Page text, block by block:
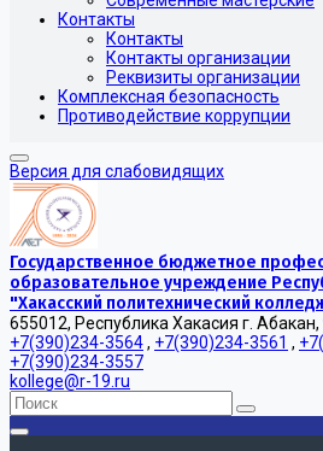
Контакты
Контакты
Контакты организации
Реквизиты организации
Комплексная безопасность
Противодействие коррупции
Версия для слабовидящих
Государственное бюджетное
образовательное учреждение
"Хакасский политехнический
655012, Республика Хакасия г.
+7(390)234-3564, +7(390)234-3561 ,
+7(390)234-3557
kollege@r-19.ru